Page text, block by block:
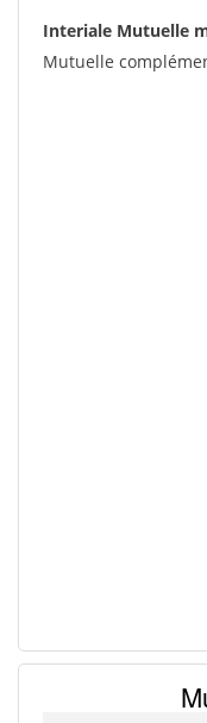
Interiale Mutuelle
Mutuelle